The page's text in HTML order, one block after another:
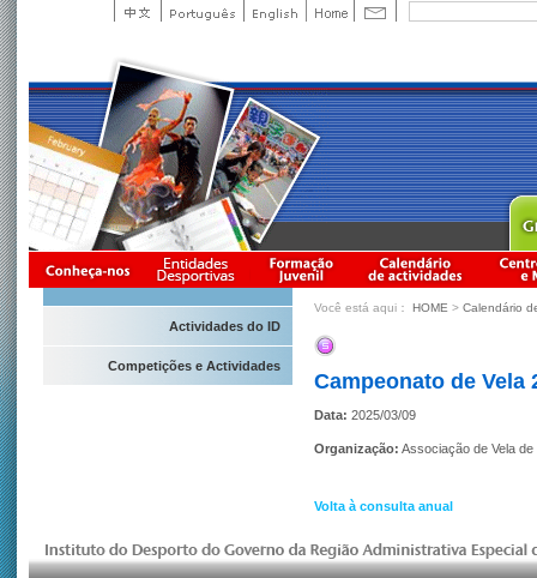
Actividades do ID
Competições e Actividades
Você está aqui： HOME > Calendário
Campeonato de Vela
Data: 2025/03/09
Organização: Associação de Vela de
Volta à consulta anual